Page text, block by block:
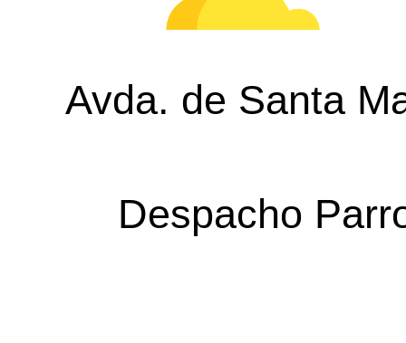
Avda. de Santa
Despacho